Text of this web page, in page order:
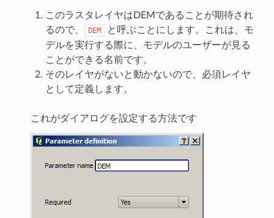
このラスタレイヤはDEMであることが期待され
るので、
DEM
と呼ぶことにします。これは、モ
デルを実行する際に、モデルのユーザーが見る
ことができる名前です。
そのレイヤがないと動かないので、必須レイヤ
として定義します。
これがダイアログを設定する方法です